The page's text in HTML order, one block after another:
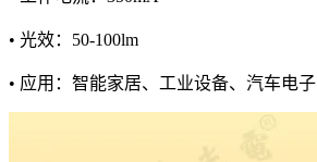
• 光效：50-100lm
• 应用：智能家居、工业设备、汽车电子